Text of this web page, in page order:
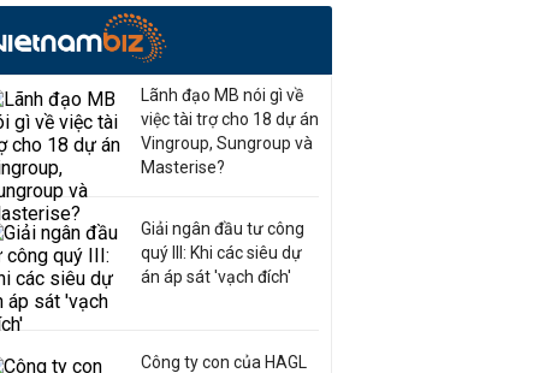
Lãnh đạo MB nói gì về
việc tài trợ cho 18 dự án
Vingroup, Sungroup và
Masterise?
Giải ngân đầu tư công
quý III: Khi các siêu dự
án áp sát 'vạch đích'
Công ty con của HAGL